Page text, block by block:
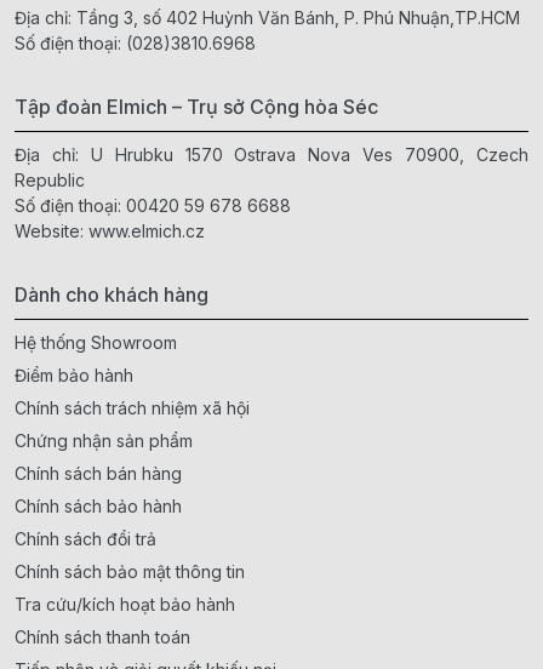
Địa chỉ: Tầng 3, số 402 Huỳnh Văn Bánh, P. Phú Nhuận,TP.HCM
Số điện thoại: (028)3810.6968
Tập đoàn Elmich – Trụ sở Cộng hòa Séc
Địa chỉ: U Hrubku 1570 Ostrava Nova Ves 70900, Czech
Republic
Số điện thoại: 00420 59 678 6688
Website: www.elmich.cz
Dành cho khách hàng
Hệ thống Showroom
Điểm bảo hành
Chính sách trách nhiệm xã hội
Chứng nhận sản phẩm
Chính sách bán hàng
Chính sách bảo hành
Chính sách đổi trả
Chính sách bảo mật thông tin
Tra cứu/kích hoạt bảo hành
Chính sách thanh toán